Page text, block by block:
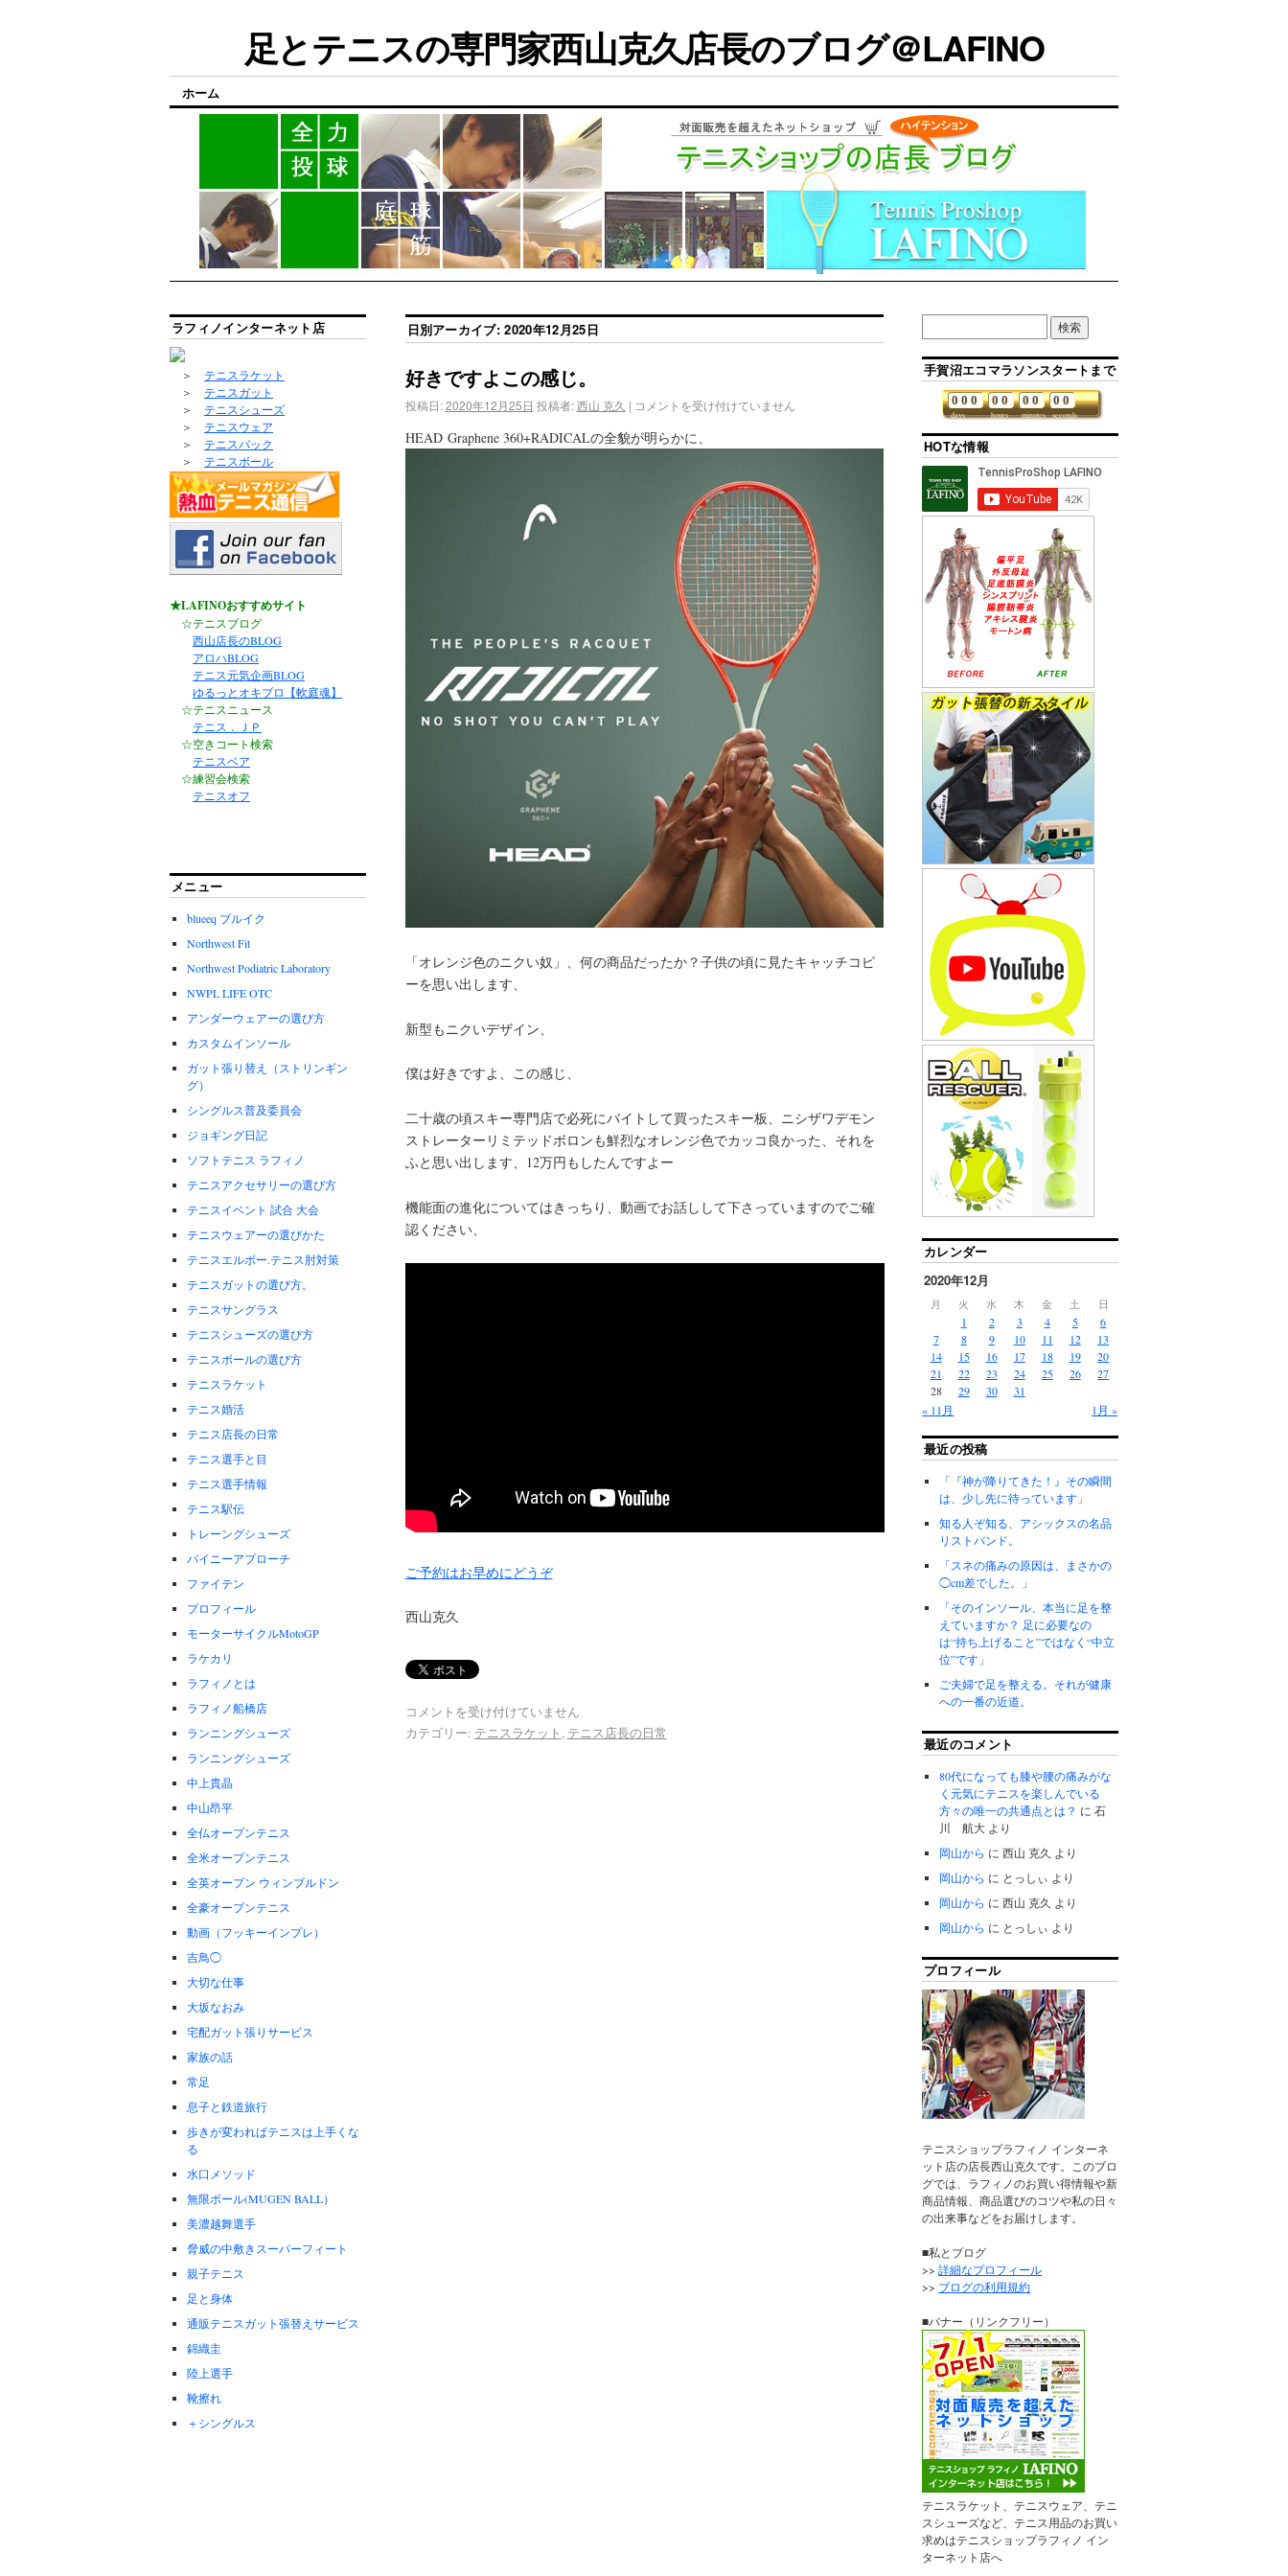
足とテニスの専門家西山克久店長のブログ＠LAFINO
ホーム
日別アーカイブ:2020年12月25日
好きですよこの感じ。
投稿日: 2020年12月25日 投稿者: 西山 克久 | コメントを受け付けていません
HEAD Graphene 360+RADICALの全貌が明らかに、
「オレンジ色のニクい奴」、何の商品だったか？子供の頃に見たキャッチコピ
ーを思い出します、
新型もニクいデザイン、
僕は好きですよ、この感じ、
二十歳の頃スキー専門店で必死にバイトして買ったスキー板、ニシザワデモン
ストレーターリミテッドボロンも鮮烈なオレンジ色でカッコ良かった、それを
ふと思い出します、12万円もしたんですよー
機能面の進化についてはきっちり、動画でお話しして下さっていますのでご確
認ください、
ご予約はお早めにどうぞ
西山克久
コメントを受け付けていません
カテゴリー: テニスラケット , テニス店長の日常
ラフィノインターネット店
＞ テニスラケット
＞ テニスガット
＞ テニスシューズ
＞ テニスウェア
＞ テニスバック
＞ テニスボール
★LAFINOおすすめサイト
☆テニスブログ
西山店長のBLOG
アロハBLOG
テニス元気企画BLOG
ゆるっとオキブロ【軟庭魂】
☆テニスニュース
テニス．ＪＰ
☆空きコート検索
テニスベア
☆練習会検索
テニスオフ
メニュー
blueeq ブルイク
Northwest Fit
Northwest Podiatric Laboratory
NWPL LIFE OTC
アンダーウェアーの選び方
カスタムインソール
ガット張り替え（ストリンギン
グ）
シングルス普及委員会
ジョギング日記
ソフトテニス ラフィノ
テニスアクセサリーの選び方
テニスイベント 試合 大会
テニスウェアーの選びかた
テニスエルボー.テニス肘対策
テニスガットの選び方。
テニスサングラス
テニスシューズの選び方
テニスボールの選び方
テニスラケット
テニス婚活
テニス店長の日常
テニス選手と目
テニス選手情報
テニス駅伝
トレーングシューズ
バイニーアプローチ
ファイテン
プロフィール
モーターサイクルMotoGP
ラケカリ
ラフィノとは
ラフィノ船橋店
ランニングシューズ
ランニングシューズ
中上貴晶
中山昂平
全仏オープンテニス
全米オープンテニス
全英オープン ウィンブルドン
全豪オープンテニス
動画（フッキーインプレ）
吉鳥◯
大切な仕事
大坂なおみ
宅配ガット張りサービス
家族の話
常足
息子と鉄道旅行
歩きが変わればテニスは上手くな
る
水口メソッド
無限ボール(MUGEN BALL）
美濃越舞選手
脅威の中敷きスーパーフィート
親子テニス
足と身体
通販テニスガット張替えサービス
錦織圭
陸上選手
靴擦れ
＋シングルス
手賀沼エコマラソンスタートまで
days
0 0 0
hours
0 0
minutes
0 0
seconds
0 0
HOTな情報
カレンダー
2020年12月
月 火 水 木 金 土 日
« 11月 1月 »
1 2 3 4 5
6
7
8 9 10 11 12
13
14
15 16 17 18 19
20
21
22 23 24 25 26
27
28
29 30 31
最近の投稿
「『神が降りてきた！』その瞬間
は、少し先に待っています」
知る人ぞ知る、アシックスの名品
リストバンド。
「スネの痛みの原因は、まさかの
◯cm差でした。」
「そのインソール、本当に足を整
えていますか？ 足に必要なの
は“持ち上げること”ではなく“中立
位”です」
ご夫婦で足を整える。それが健康
への一番の近道。
最近のコメント
80代になっても膝や腰の痛みがな
く元気にテニスを楽しんでいる
方々の唯一の共通点とは？ に石
川 航大 より
岡山から に西山 克久 より
岡山から に とっしぃ より
岡山から に西山 克久 より
岡山から に とっしぃ より
プロフィール
テニスショップラフィノ インターネ
ット店の店長西山克久です。このブロ
グでは、ラフィノのお買い得情報や新
商品情報、商品選びのコツや私の日々
の出来事などをお届けします。
■私とブログ
>>詳細なプロフィール
>> ブログの利用規約
■バナー（リンクフリー）
テニスラケット、テニスウェア、テニ
スシューズなど、テニス用品のお買い
求めはテニスショップラフィノ イン
ターネット店へ